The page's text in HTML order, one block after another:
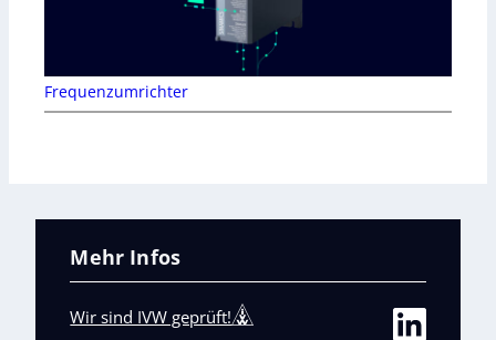
Frequenzumrichter
Mehr Infos
Wir sind IVW geprüft!